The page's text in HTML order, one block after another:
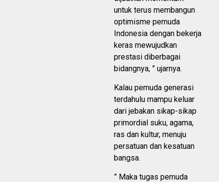
untuk terus membangun
optimisme pemuda
Indonesia dengan bekerja
keras mewujudkan
prestasi diberbagai
bidangnya, ” ujarnya.
Kalau pemuda generasi
terdahulu mampu keluar
dari jebakan sikap-sikap
primordial suku, agama,
ras dan kultur, menuju
persatuan dan kesatuan
bangsa.
” Maka tugas pemuda